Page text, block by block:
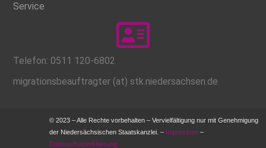
Service
Telefon: 0511 120-6802
migrationsbeauftragter (at) stk.niedersachsen.de
© 2023 – Alle Rechte vorbehalten – Vervielfältigung nur mit Genehmigung
der Niedersächsischen Staatskanzlei. – Impressum –
Datenschutzerklaerung